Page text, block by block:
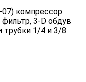
07) компрессор
фильтр, 3-D обдув
трубки 1/4 и 3/8